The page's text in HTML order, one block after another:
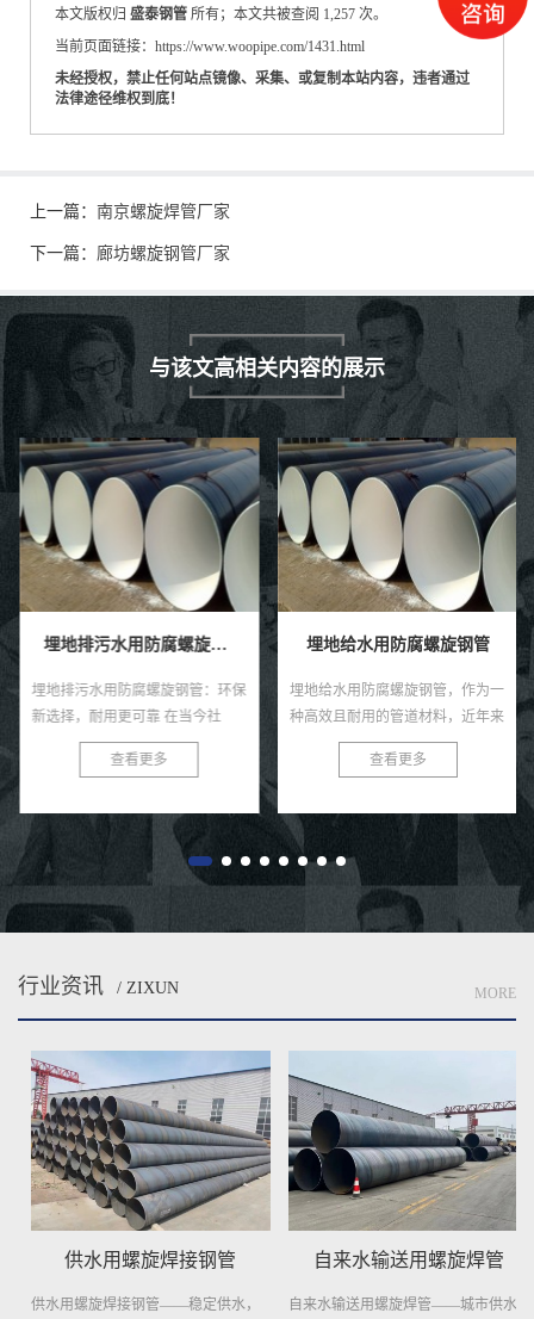
本文版权归 盛泰钢管 所有；本文共被查阅 1,257 次。
当前页面链接：https://www.woopipe.com/1431.html
未经授权，禁止任何站点镜像、采集、或复制本站内容，违者通过
法律途径维权到底！
上一篇： 南京螺旋焊管厂家
下一篇： 廊坊螺旋钢管厂家
与该文高相关内容的展示
埋地排污水用防腐螺旋钢管
埋地排污水用防腐螺旋钢管：环保
新选择，耐用更可靠 在当今社
会，环保与可持续发展已成为全球
共识。在污水处理与排放领域，选
查看更多
埋地给水用防腐螺旋钢管
埋地给水用防腐螺旋钢管，作为一
种高效且耐用的管道材料，近年来
在各类给水工程中得到了广泛的应
用。这种钢管以其独特的螺旋结
性...
查看更多
行业资讯 / ZIXUN MORE
供水用螺旋焊接钢管
供水用螺旋焊接钢管——稳定供水，
自来水输送用螺旋焊管
自来水输送用螺旋焊管——城市供水